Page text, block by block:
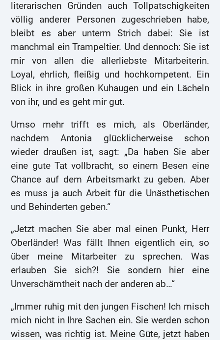
literarischen Gründen auch Tollpatschigkeiten
völlig anderer Personen zugeschrieben habe,
bleibt es aber unterm Strich dabei: Sie ist
manchmal ein Trampeltier. Und dennoch: Sie ist
mir von allen die allerliebste Mitarbeiterin.
Loyal, ehrlich, fleißig und hochkompetent. Ein
Blick in ihre großen Kuhaugen und ein Lächeln
von ihr, und es geht mir gut.
Umso mehr trifft es mich, als Oberländer,
nachdem Antonia glücklicherweise schon
wieder draußen ist, sagt: „Da haben Sie aber
eine gute Tat vollbracht, so einem Besen eine
Chance auf dem Arbeitsmarkt zu geben. Aber
es muss ja auch Arbeit für die Unästhetischen
und Behinderten geben.“
„Jetzt machen Sie aber mal einen Punkt, Herr
Oberländer! Was fällt Ihnen eigentlich ein, so
über meine Mitarbeiter zu sprechen. Was
erlauben Sie sich?! Sie sondern hier eine
Unverschämtheit nach der anderen ab…“
„Immer ruhig mit den jungen Fischen! Ich misch
mich nicht in Ihre Sachen ein. Sie werden schon
wissen, was richtig ist. Meine Güte, jetzt haben